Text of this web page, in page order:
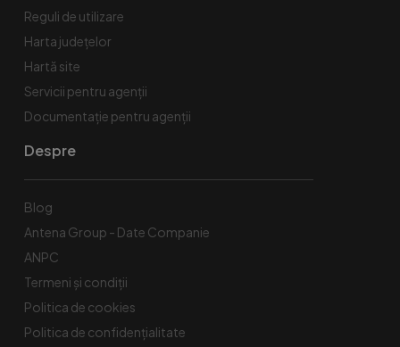
Reguli de utilizare
Harta județelor
Hartă site
Servicii pentru agenții
Documentație pentru agenții
Despre
Blog
Antena Group - Date Companie
ANPC
Termeni și condiții
Politica de cookies
Politica de confidențialitate